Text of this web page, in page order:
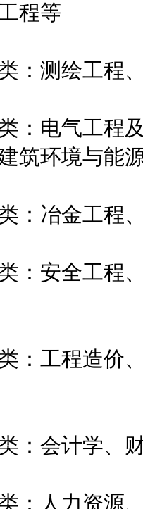
程等
测绘工程
电气工程及
筑环境与能
冶金工程、
安全工程、
工程造价、
会计学、财
人力资源、